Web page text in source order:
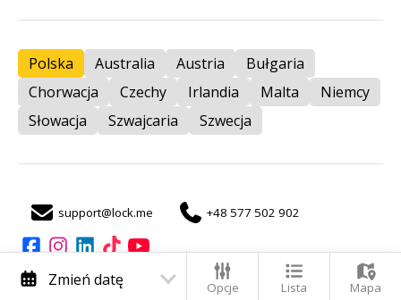
Zmień datę Opcje Lista Mapa
Polska Australia Austria
Bułgaria
Chorwacja
Czechy Irlandia Malta
Niemcy
Słowacja
Szwajcaria Szwecja
support@lock.me +48 577 502 902
auto